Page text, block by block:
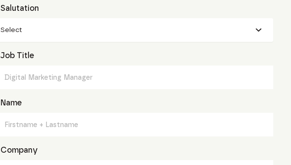
Salutation
Select
Job Title
Name
Company